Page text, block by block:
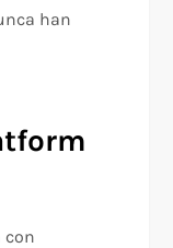
han
con